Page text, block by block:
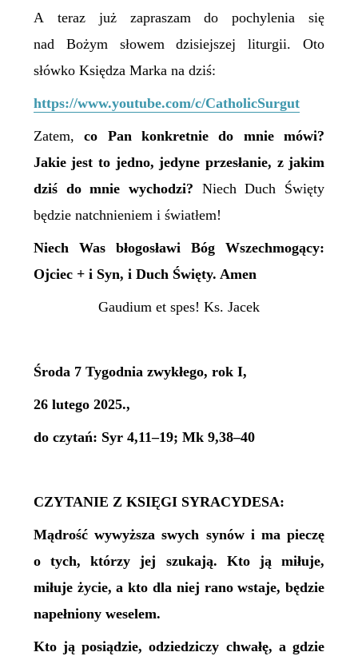
A teraz już zapraszam do pochylenia się
nad Bożym słowem dzisiejszej liturgii.
Oto
słówko Księdza Marka na dziś:
https://www.youtube.com/c/CatholicSurgut
Zatem,co Pan konkretnie do mnie mówi?
Jakie jest to jedno, jedyne przesłanie, z jakim
dziś do mnie wychodzi? Niech Duch Święty
będzie natchnieniem i światłem!
Niech Was błogosławi Bóg Wszechmogący:
Ojciec + i Syn, i Duch Święty. Amen
Gaudium et spes! Ks. Jacek
Środa 7 Tygodnia zwykłego, rok I,
26 lutego 2025.,
do czytań: Syr 4,11–19; Mk 9,38–40
CZYTANIE Z KSIĘGI SYRACYDESA:
Mądrość wywyższa swych synów i ma pieczę
o tych, którzy jej szukają. Kto ją miłuje,
miłuje życie, a kto dla niej rano wstaje, będzie
napełniony weselem.
Kto ją posiądzie, odziedziczy chwałę, a gdzie